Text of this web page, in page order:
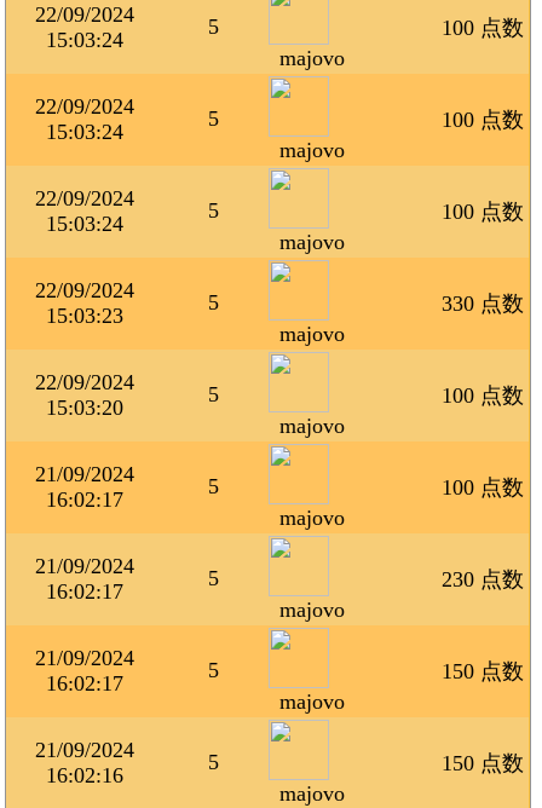
22/09/2024
15:03:24
5
majovo
100 点数
22/09/2024
15:03:24
5
majovo
100 点数
22/09/2024
15:03:24
5
majovo
100 点数
22/09/2024
15:03:23
5
majovo
330 点数
22/09/2024
15:03:20
5
majovo
100 点数
21/09/2024
16:02:17
5
majovo
100 点数
21/09/2024
16:02:17
5
majovo
230 点数
21/09/2024
16:02:17
5
majovo
150 点数
21/09/2024
16:02:16
5
majovo
150 点数